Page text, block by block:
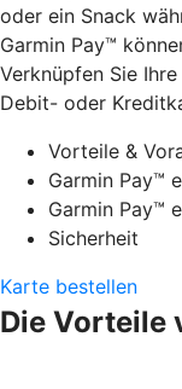
oder ein Snack
Garmin Pay™
Verknüpfen Sie
Debit- oder
Vorteile &
Garmin Pay™
Garmin Pay™
Sicherheit
Karte bestellen
Die Vorteile